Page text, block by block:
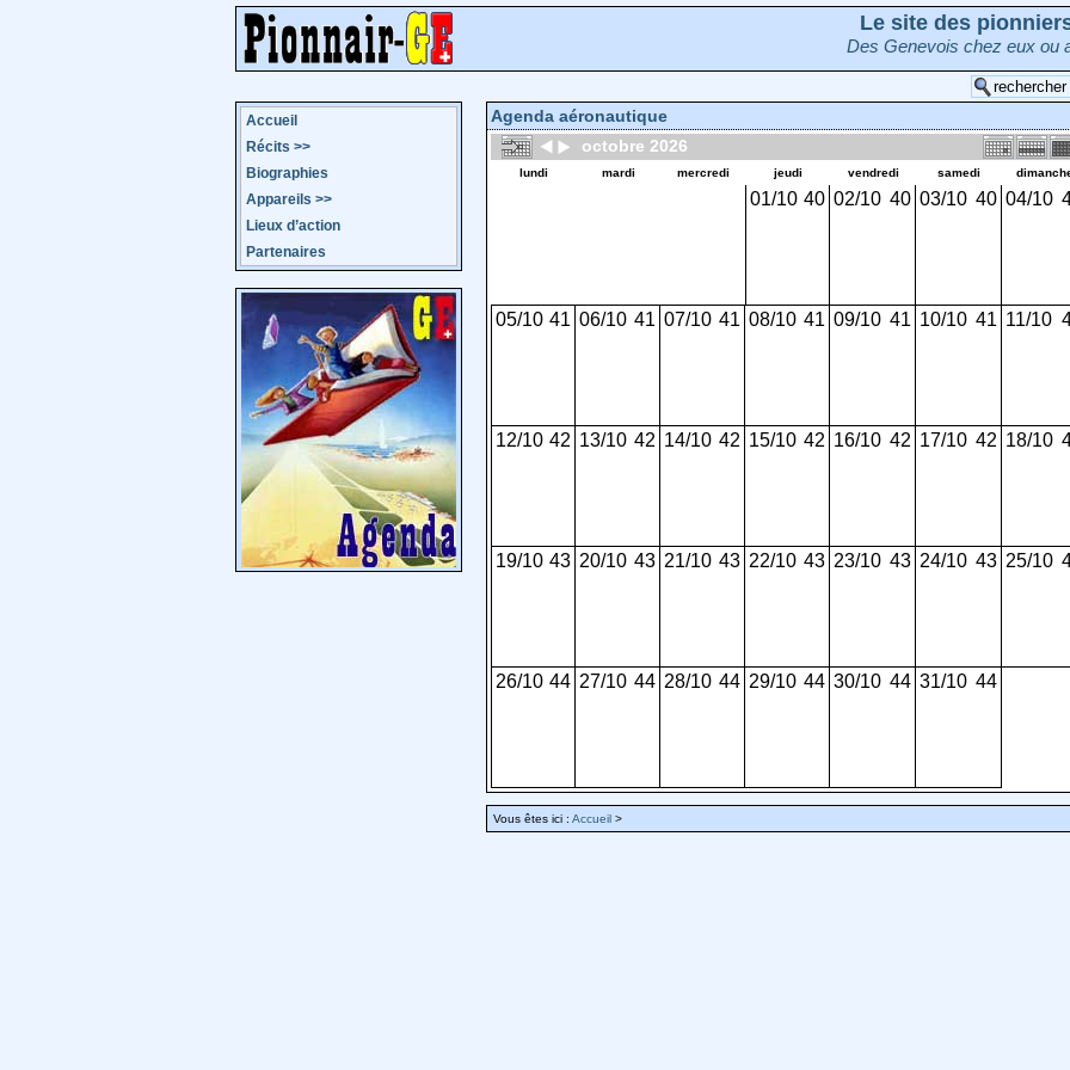
Le site des
Des Genevois chez eux ou
Accueil
Récits >>
Biographies
Appareils >>
Lieux d’action
Partenaires
Agenda aéronautique
octobre 2026
lundi mardi mercredi jeudi vendredi samedi
01/10 40 02/10 40 03/10 40 04/10
05/10 41 06/10 41 07/10 41 08/10 41 09/10 41 10/10 41 11/10
12/10 42 13/10 42 14/10 42 15/10 42 16/10 42 17/10 42 18/10
19/10 43 20/10 43 21/10 43 22/10 43 23/10 43 24/10 43 25/10
26/10 44 27/10 44 28/10 44 29/10 44 30/10 44 31/10 44
Vous êtes ici : Accueil >